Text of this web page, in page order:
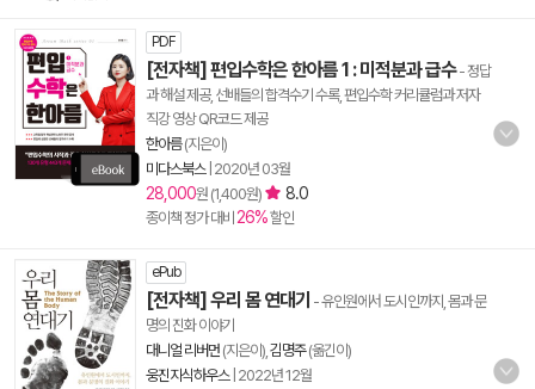
PDF
[전자책] 편입수학은 한아름 1 : 미적분과 급수- 정답
과 해설 제공, 선배들의 합격수기 수록, 편입수학 커리큘럼과 저자
직강 영상 QR코드 제공
한아름(지은이)
미다스북스| 2020년 03월
28,000원 (1,400원) 8.0
종이책 정가 대비 26%할인
ePub
[전자책] 우리 몸 연대기 - 유인원에서 도시인까지, 몸과 문
명의 진화 이야기
대니얼 리버먼 (지은이), 김명주(옮긴이)
웅진지식하우스| 2022년 12월